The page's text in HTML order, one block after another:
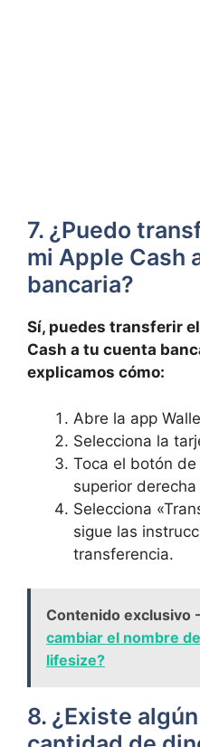
7. ¿Puedo
mi ​Apple Cash
bancaria?
Sí, puedes transferir
Cash a tu cuenta
explicamos cómo:
Abre la app
Selecciona la
Toca el botón
superior
Selecciona
sigue las
transferencia.
Contenido exclusivo
cambiar el nombre
lifesize?
8. ¿Existe